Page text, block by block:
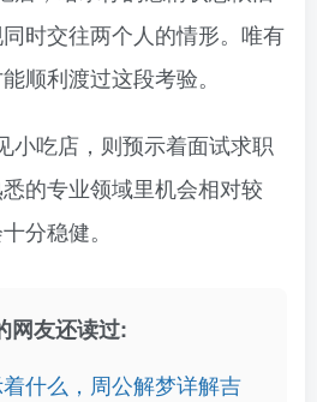
时交往两个人的情形。唯有
顺利渡过这段考验。
吃店，则预示着面试求职
的专业领域里机会相对较
分稳健。
网友还读过:
什么，周公解梦详解吉